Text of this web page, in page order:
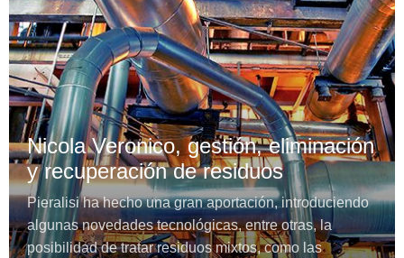
Nicola Veronico, gestión, eliminación
y recuperación de residuos
Pieralisi ha hecho una gran aportación, introduciendo
algunas novedades tecnológicas, entre otras, la
posibilidad de tratar residuos mixtos, como las